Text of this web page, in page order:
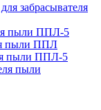
забрасывателя
пыли ППЛ-5
пыли ППЛ
пыли ППЛ-5
пыли